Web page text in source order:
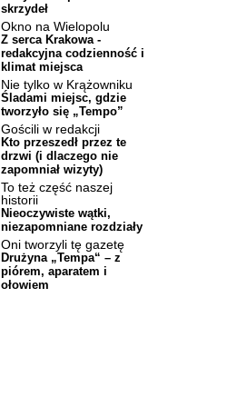
skrzydeł
Okno na Wielopolu
Z serca Krakowa -
redakcyjna codzienność i
klimat miejsca
Nie tylko w Krążowniku
Śladami miejsc, gdzie
tworzyło się „Tempo”
Gościli w redakcji
Kto przeszedł przez te
drzwi (i dlaczego nie
zapomniał wizyty)
To też część naszej
historii
Nieoczywiste wątki,
niezapomniane rozdziały
Oni tworzyli tę gazetę
Drużyna „Tempa“ – z
piórem, aparatem i
ołowiem